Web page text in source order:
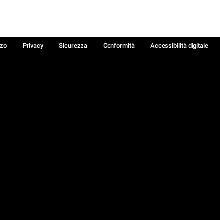
Privacy Sicurezza Conformità
Accessibilità digitale